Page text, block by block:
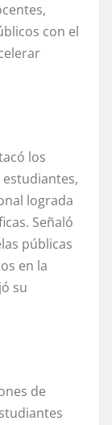
con el
los
lograda
Señaló
públicas
en la
su
de